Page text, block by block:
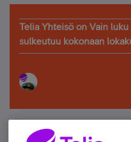
Telia Yhteisö on Vain
sulkeutuu kokonaan